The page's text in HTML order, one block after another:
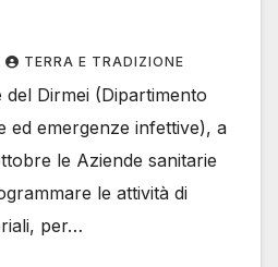
TERRA E TRADIZIONE
del Dirmei (Dipartimento
ed emergenze infettive), a
le Aziende sanitarie
le attività di
per…